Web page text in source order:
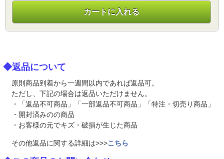
カートに入れる
◆返品について
原則商品到着から一週間以内であれば返品可。
ただし、下記の場合は返品いただけません。
・「返品不可商品」「一部返品不可商品」「特注・切売り商品」
・開封済みのの商品
・お客様の元でキズ・破損が生じた商品
その他返品に関する詳細は>>>こちら